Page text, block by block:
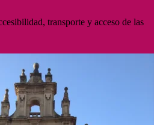
transporte y acceso de las